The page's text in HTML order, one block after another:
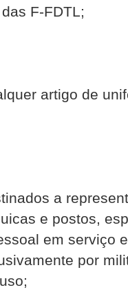
F-FDTL;
artigo de
a
e postos,
em serviço
por